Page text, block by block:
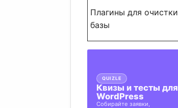
Плагины для очистки
базы